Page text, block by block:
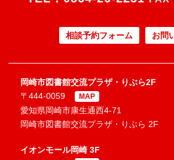
相談予約フォーム お問
岡崎市図書館交流プラザ・りぶら2F
〒444-0059
MAP
愛知県岡崎市康生通西4-71
岡崎市図書館交流プラザ・りぶら 2F
イオンモール岡崎 3F